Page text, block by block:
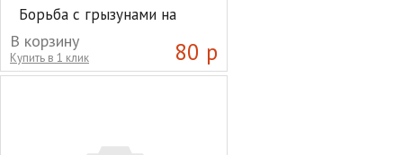
Борьба с грызунами на
приусадебном участке
(Рахманов А.И.)
80 р
В корзину
Купить в 1 клик